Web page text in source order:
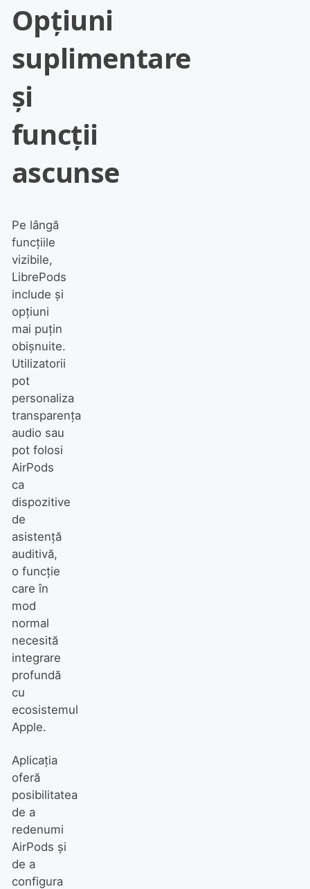
Opțiuni
suplimentare
și
funcții
ascunse
Pe lângă
funcțiile
vizibile,
LibrePods
include și
opțiuni
mai puțin
obișnuite.
Utilizatorii
pot
personaliza
transparența
audio sau
pot folosi
AirPods
ca
dispozitive
de
asistență
auditivă,
o funcție
care în
mod
normal
necesită
integrare
profundă
cu
ecosistemul
Apple.
Aplicația
oferă
posibilitatea
de a
redenumi
AirPods și
de a
configura